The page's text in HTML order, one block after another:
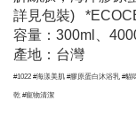
詳見包裝)
容量：300ml、
產地：台灣
#1022 #海漾美肌 #膠原蛋白沐浴乳 #
乾 #寵物清潔